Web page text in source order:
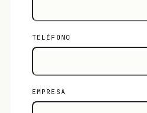
TELÉFONO
EMPRESA